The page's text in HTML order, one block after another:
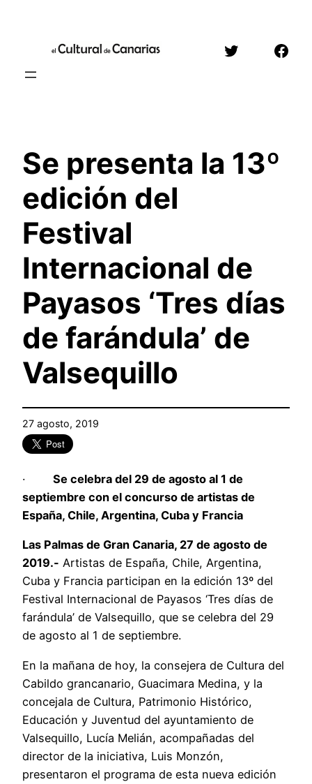
contenido
Twitter
Se presenta la 13º
edición del
Festival
Internacional de
Payasos ‘Tres días
de farándula’ de
Valsequillo
27 agosto, 2019
· Se celebra del 29 de agosto al 1 de
septiembre con el concurso de artistas de
España, Chile, Argentina, Cuba y Francia
Las Palmas de Gran Canaria, 27 de agosto de
2019.- Artistas de España, Chile, Argentina,
Cuba y Francia participan en la edición 13º del
Festival Internacional de Payasos ‘Tres días de
farándula’ de Valsequillo, que se celebra del 29
de agosto al 1 de septiembre.
En la mañana de hoy, la consejera de Cultura del
Cabildo grancanario, Guacimara Medina, y la
concejala de Cultura, Patrimonio Histórico,
Educación y Juventud del ayuntamiento de
Valsequillo, Lucía Melián, acompañadas del
director de la iniciativa, Luis Monzón,
presentaron el programa de esta nueva edición